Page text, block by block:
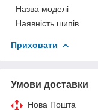
Назва моделі
Наявність шипів
Приховати
Умови доставки
Нова Пошта